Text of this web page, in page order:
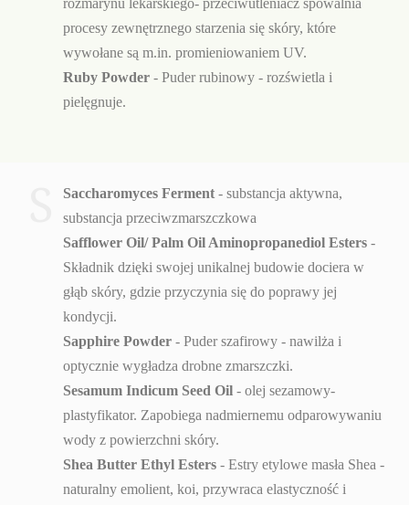
rozmarynu lekarskiego- przeciwutleniacz spowalnia
procesy zewnętrznego starzenia się skóry, które
wywołane są m.in. promieniowaniem UV.
Ruby Powder - Puder rubinowy - rozświetla i
pielęgnuje.
Saccharomyces Ferment - substancja aktywna,
substancja przeciwzmarszczkowa
Safflower Oil/ Palm Oil Aminopropanediol Esters -
Składnik dzięki swojej unikalnej budowie dociera w
głąb skóry, gdzie przyczynia się do poprawy jej
kondycji.
Sapphire Powder - Puder szafirowy - nawilża i
optycznie wygładza drobne zmarszczki.
Sesamum Indicum Seed Oil - olej sezamowy-
plastyfikator. Zapobiega nadmiernemu odparowywaniu
wody z powierzchni skóry.
Shea Butter Ethyl Esters - Estry etylowe masła Shea -
naturalny emolient, koi, przywraca elastyczność i